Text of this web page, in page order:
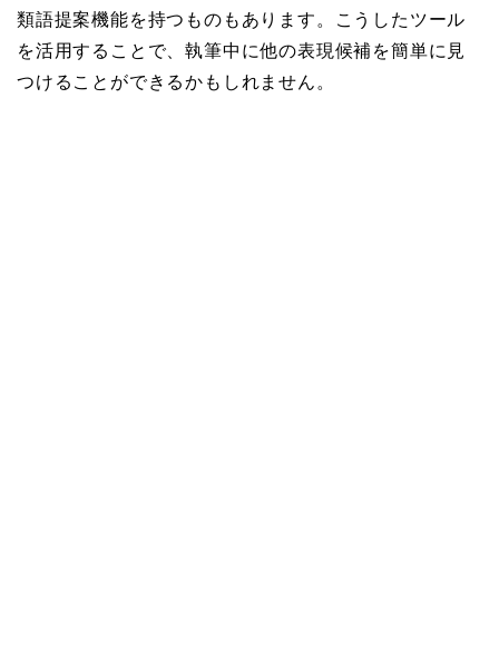
類語提案機能を持つものもあります。こうしたツール
を活用することで、執筆中に他の表現候補を簡単に見
つけることができるかもしれません。